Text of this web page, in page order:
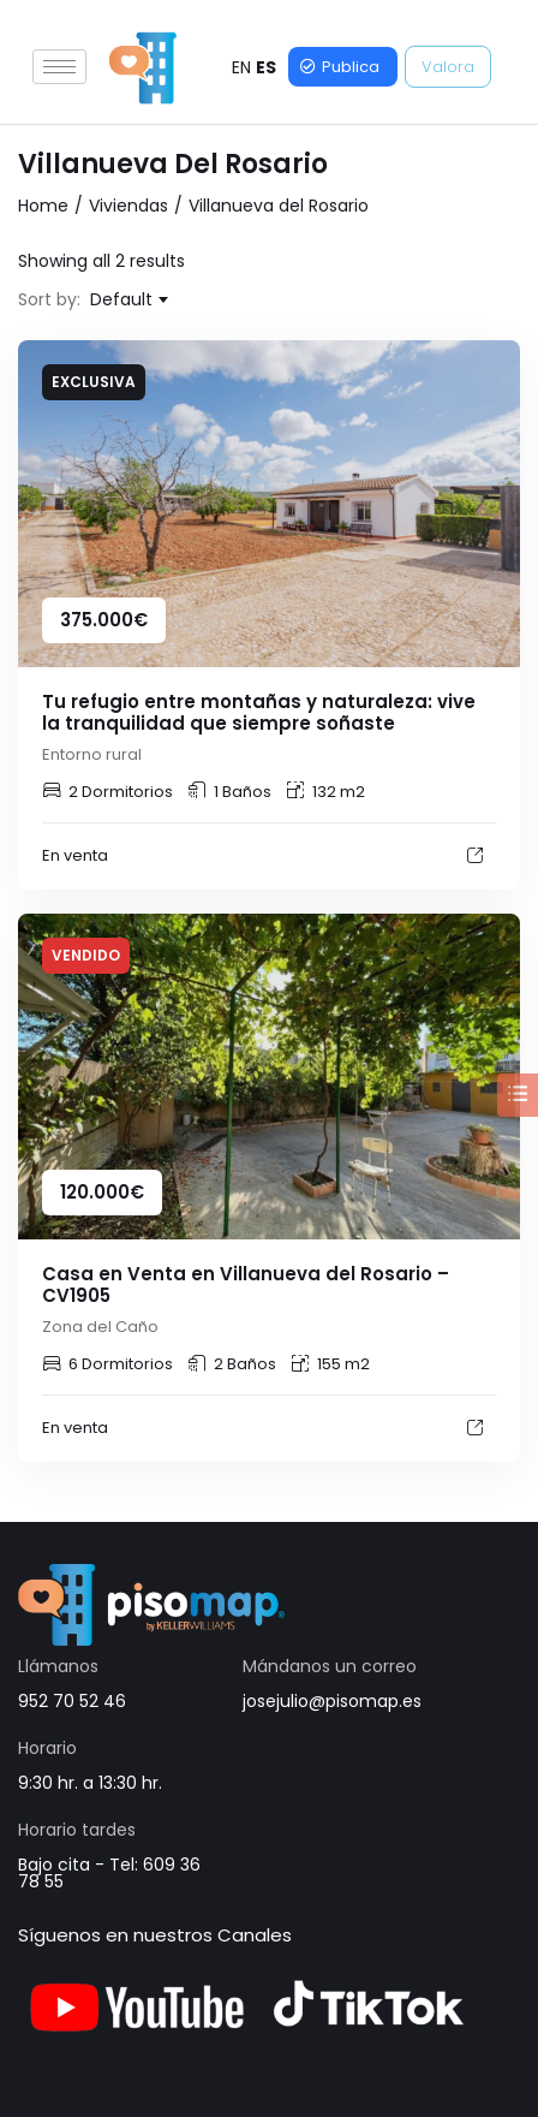
EN ES Publica Valora
Villanueva Del Rosario
Home Viviendas Villanueva del Rosario
Showing all 2 results
Sort by: Default
EXCLUSIVA
375.000€
Tu refugio entre montañas y naturaleza: vive
la tranquilidad que siempre soñaste
Entorno rural
2 Dormitorios
1 Baños 132 m2
En venta
VENDIDO
120.000€
Casa en Venta en Villanueva del Rosario –
CV1905
Zona del Caño
6 Dormitorios
2 Baños 155 m2
En venta
Llámanos
952 70 52 46
Mándanos un correo
josejulio@pisomap.es
Horario
9:30 hr. a 13:30 hr.
Horario tardes
Bajo cita - Tel: 609 36
78 55
Síguenos en nuestros Canales